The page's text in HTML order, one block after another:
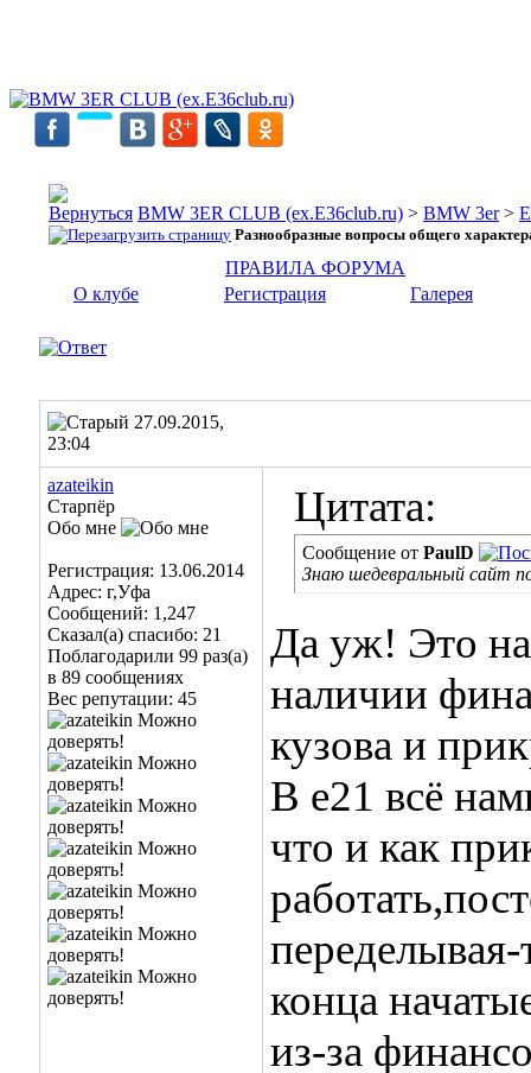
BMW 3ER CLUB (ex.E36club.ru) > BMW 3er >
Разнообразные вопросы общего
ПРАВИЛА ФОРУМА
О клубе
Регистрация Галерея
27.09.2015,
23:04
azateikin
Старпёр
Обо мне
Регистрация: 13.06.2014
Адрес: г,Уфа
Сообщений: 1,247
Сказал(а) спасибо: 21
Поблагодарили 99 раз(а)
в 89 сообщениях
Вес репутации: 45
Цитата:
Сообщение от PaulD
Знаю шедевральный сайт
Да уж! Это
наличии
кузова и
В е21 всё
что и как
конца
из-за